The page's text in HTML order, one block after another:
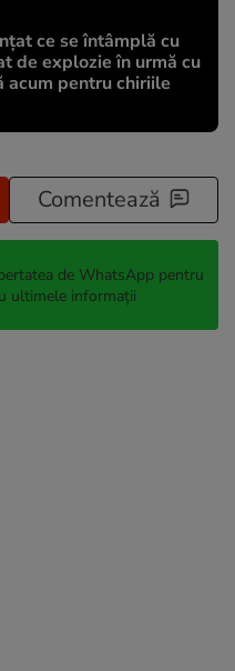
ce se întâmplă cu
de explozie în urmă cu
acum pentru chiriile
Comentează
de WhatsApp pentru
ultimele informații